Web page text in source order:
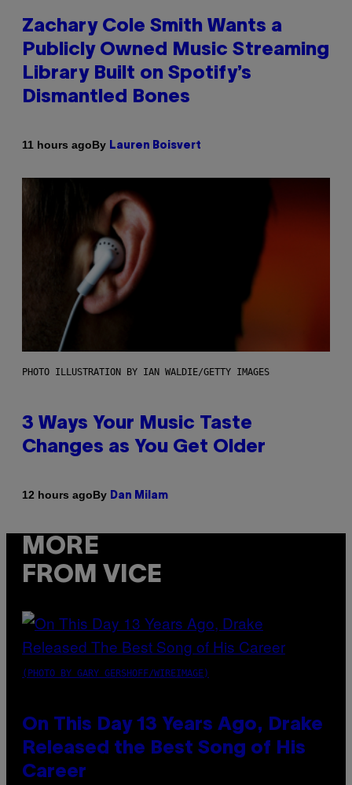
Zachary Cole Smith Wants a
Publicly Owned Music Streaming
Library Built on Spotify’s
Dismantled Bones
11 hours agoBy Lauren Boisvert
PHOTO ILLUSTRATION BY IAN WALDIE/GETTY IMAGES
3 Ways Your Music Taste
Changes as You Get Older
12 hours agoBy Dan Milam
MORE
FROM VICE
(PHOTO BY GARY GERSHOFF/WIREIMAGE)
On This Day 13 Years Ago, Drake
Released the Best Song of His
Career